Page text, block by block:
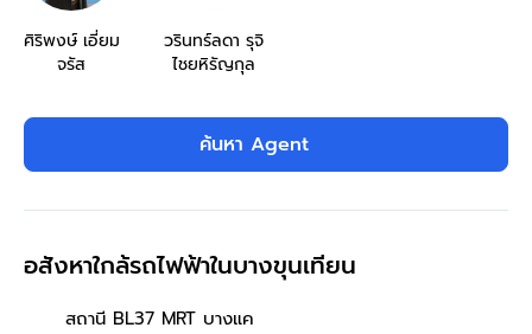
ศิริพงษ์ เอี่ยม
จรัส
วรินทร์ลดา รุจิ
ไชยหิรัญกุล
ค้นหา Agent
อสังหาใกล้รถไฟฟ้าในบางขุนเทียน
สถานี BL37 MRT บางแค